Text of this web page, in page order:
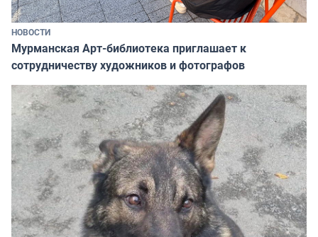
НОВОСТИ
Мурманская Арт-библиотека приглашает к
сотрудничеству художников и фотографов